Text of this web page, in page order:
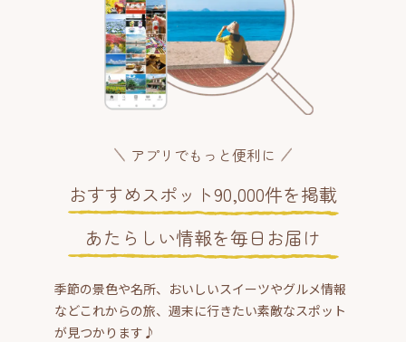
アプリでもっと便利に
おすすめスポット90,000件を掲載
あたらしい情報を毎日お届け
季節の景色や名所、おいしいスイーツやグルメ情報
などこれからの旅、週末に行きたい素敵なスポット
が見つかります♪